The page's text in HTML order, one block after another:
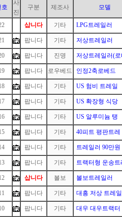
호
사
진
구분 제조사 모델
삽니다 기타 LPG트레일러
팝니다 기타 저상트레일러
팝니다 진명 저상트레일러(로
팝니다 로우베드 인정2축로베드
팝니다 기타 US 험비 트레일
팝니다 기타 US 확장형 식당
팝니다 기타 US 알루미늄 탱
팝니다 기타 40피트 평판트레
팝니다 기타 트레일러 90만원
팝니다 기타 트랙터형 운송트
삽니다 볼보 볼보트레일러
팝니다 기타 대흥 저상 트레일
팝니다 기타 대우 대우트랙터